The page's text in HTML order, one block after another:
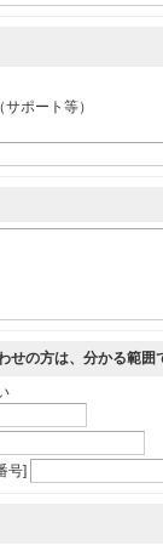
ポート等）
せの方は、分かる範
号]